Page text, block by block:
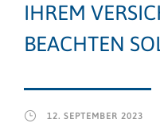
IHREM
BEACHTEN
12. SEPTEMBER 2023